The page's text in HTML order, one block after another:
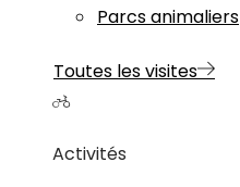
Parcs animaliers
Toutes les visites
Activités